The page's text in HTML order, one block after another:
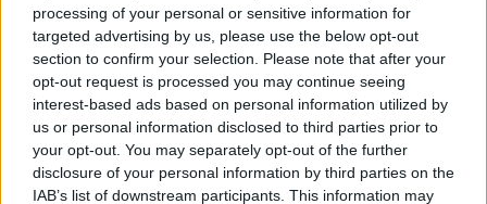
processing of your personal or sensitive information for
targeted advertising by us, please use the below opt-out
section to confirm your selection. Please note that after your
opt-out request is processed you may continue seeing
interest-based ads based on personal information utilized by
us or personal information disclosed to third parties prior to
your opt-out. You may separately opt-out of the further
disclosure of your personal information by third parties on the
IAB’s list of downstream participants. This information may
Prezzo consigliato Dyson V11 Absolute 649
euro con garanzia di due anni
Qui per acquistare
Seguici anche su Google News!